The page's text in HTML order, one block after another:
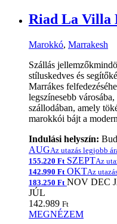
Riad La Villa
Marokkó, Marrakesh
Szállás
stíluskedves és
Marrákes
legszínesebb
szállodában, amely
marokkói bájt a
Indulási helyszín:
AUGAz utazás legjobb
155.220 Ft SZEPTAz
142.990 Ft OKTAz
183.250 Ft NOV DEC
JÚL
142.989 Ft
MEGNÉZEM